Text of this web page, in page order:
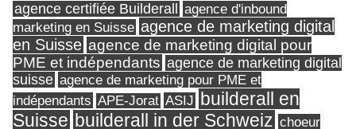
agence certifiée Builderall
agence d'inbound
marketing en Suisse agence de marketing digital
en Suisse agence de marketing digital pour
PME et indépendants agence de marketing digital
suisse agence de marketing pour PME et
indépendants APE-Jorat ASIJ builderall en
Suisse builderall in der Schweiz choeur